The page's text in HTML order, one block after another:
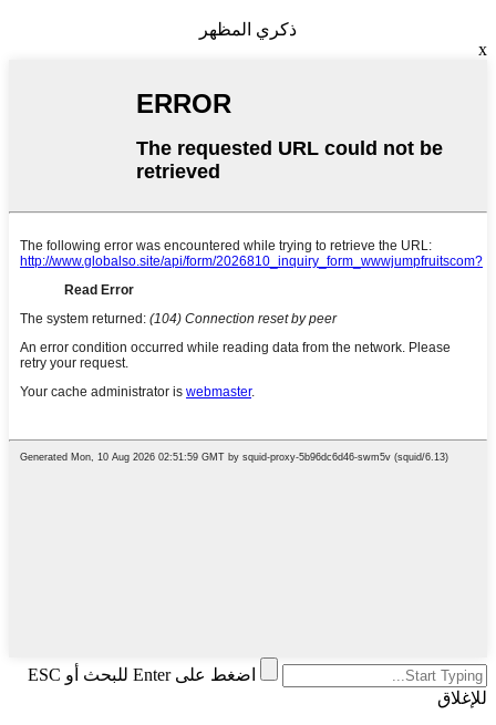
ذكري المظهر
x
اضغط على Enter للبحث أو ESC
للإغلاق